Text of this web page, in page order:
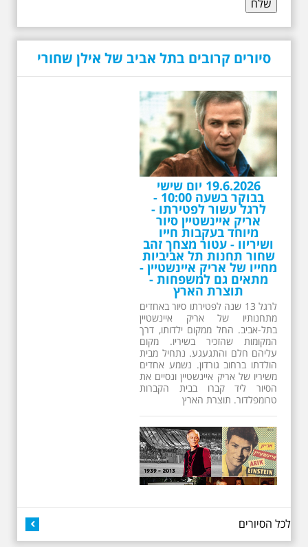
סיורים קרובים בתל אביב של אילן שחורי
19.6.2026 יום שישי
בבוקר בשעה 10:00 -
לרגל עשור לפטירתו -
אריק איינשטיין סיור
מיוחד בעקבות חייו
ושיריוו - עטור מצחך זהב
שחור תחנות תל אביביות
מחייו של אריק איינשטיין -
מתאים גם למשפחות -
תוצרת הארץ
לרגל 13 שנה לפטירתו סיור באחדים
מתחנותיו של אריק איינשטיין
בתל-אביב. החל ממקום ילדותו, דרך
המקומות שהזכיר בשיריו. מקום
עליהם חלם והתגעגע. נתחיל מבית
הולדתו ברחוב גורדון. נשמע אחדים
משיריו של אריק איינשטיין ונסיים את
הסיור ליד קברו בבית הקברות
טרומפלדור. תוצרת הארץ
לכל הסיורים